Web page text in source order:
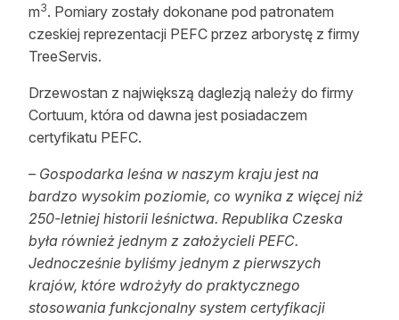
Zostań autorem
Archiwum
Kontakt
m3. Pomiary zostały dokonane pod patronatem
czeskiej reprezentacji PEFC przez arborystę z firmy
TreeServis.
Drzewostan z największą daglezją należy do firmy
Cortuum, która od dawna jest posiadaczem
certyfikatu PEFC.
– Gospodarka leśna w naszym kraju jest na
bardzo wysokim poziomie, co wynika z więcej niż
250-letniej historii leśnictwa. Republika Czeska
była również jednym z założycieli PEFC.
Jednocześnie byliśmy jednym z pierwszych
krajów, które wdrożyły do praktycznego
stosowania funkcjonalny system certyfikacji